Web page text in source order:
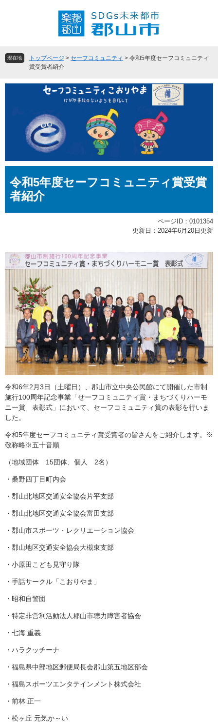
頭
飛現在地 トップページ > セーフコミュニティ > 令和5年度セーフコミュニティ
賞受賞者紹介
文令和5年度セーフコミュニティ賞受賞
者紹介
ページID：0101354
更新日：2024年6月20日更新
令和6年2月3日（土曜日）、郡山市立中央公民館にて開催した市制
施行100周年記念事業「せーフコミュニティ賞・まちづくりハーモ
ニー賞 表彰式」において、セーフコミュニティ賞の表彰を行いま
した。
令和5年度セーフコミュニティ賞受賞者の皆さんをご紹介します。※
敬称略※五十音順
（地域団体 15団体、個人 2名）
・桑野四丁目町内会
・郡山北地区交通安全協会片平支部
・郡山北地区交通安全協会富田支部
・郡山市スポーツ・レクリエーション協会
・郡山地区交通安全協会大槻東支部
・小原田こども見守り隊
・手話サークル「こおりやま」
・昭和自警団
・特定非営利活動法人郡山市聴力障害者協会
・七海 重義
・ハラクッチーナ
・福島県中部地区郵便局長会郡山第五地区部会
・福島スポーツエンタテインメント株式会社
・前林 正一
・松ヶ丘 元気か～い